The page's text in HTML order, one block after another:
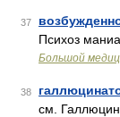
37
Психоз
Большой
38
см.